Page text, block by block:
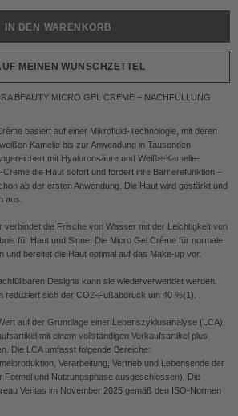
IN DEN WARENKORB
MEINEN WUNSCHZETTEL
BEAUTY MICRO GEL CRÈME – NACHFÜLLUNG
basiert auf einer Mikrofluid-Technologie, mit deren
Kamelie bis zur Anwendung in Tausenden
mit Hyaluronsäure und Weiße-Kamelie-
die Haut sofort und fördert ihre Barrierefunktion –
ab der ersten Anwendung. Die Haut wird gestärkt und
aus.
verbindet die Frische von Wasser mit der Leichtigkeit von
für Haut und Sinne. Die Micro Gel Crème für normale
und bereitet die Haut optimal auf das Make-up vor.
Designs kann sie wiederverwendet werden.
reduziert sich der CO2-Fußabdruck um 40 %(1).
auf der Grundlage einer Lebenszyklusanalyse (LCA),
mit einem vollständigen Verkaufsartikel plus
Die LCA umfasst folgende Bereiche:
Verarbeitung, Vertrieb und Lebensende der
Formel und Nutzungsphase ausgeschlossen). Die
Veritas im November 2025 gemäß den ISO-Normen